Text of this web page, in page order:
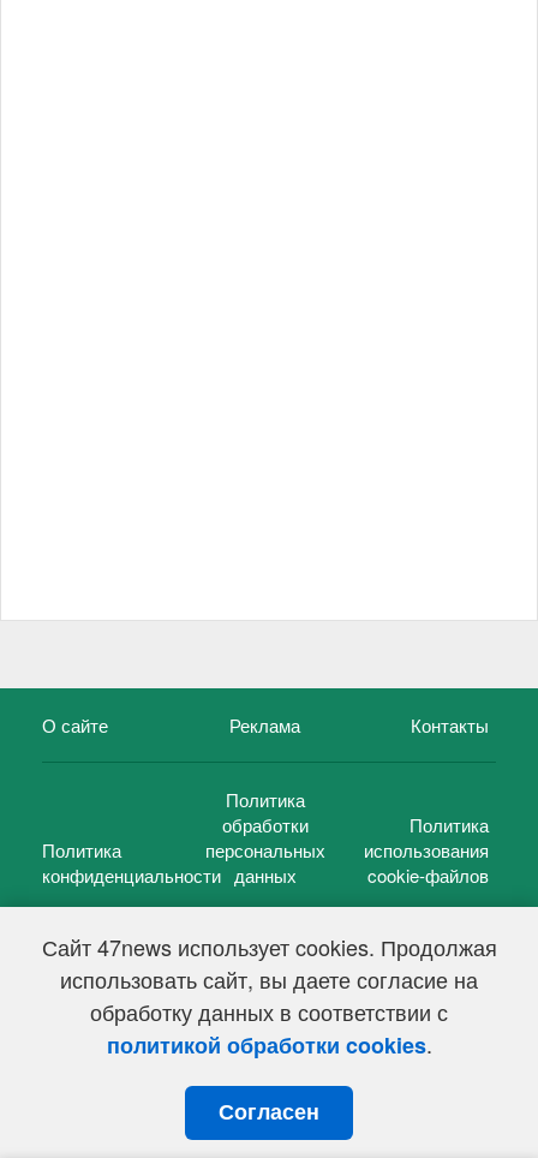
Сайт 47news использует cookies. Продолжая
использовать сайт, вы даете согласие на
обработку данных в соответствии с
политикой обработки cookies.
Согласен
О сайте Реклама Контакты
Политика
конфиденциальности
Политика
обработки
персональных
данных
Политика
использования
cookie-файлов
47 новостей (47 news)2005 — 2026 г.
Свидетельство о регистрации СМИ Эл № ФС 77-39848, выдано
Федеральной службой по надзору в сфере связи,
информационных технологий и массовых коммуникаций